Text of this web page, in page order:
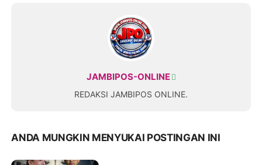
JAMBIPOS-ONLINE
REDAKSI JAMBIPOS ONLINE.
ANDA MUNGKIN MENYUKAI POSTINGAN INI